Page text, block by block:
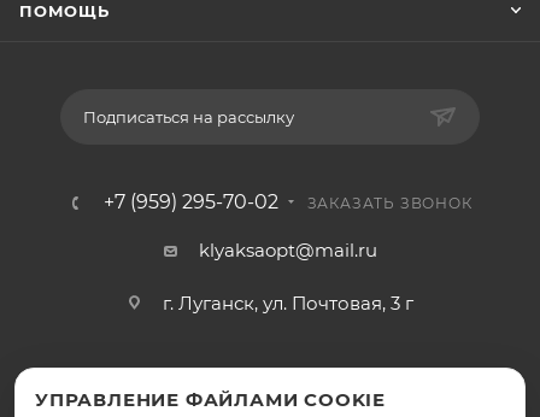
ПОМОЩЬ
Подписаться на рассылку
+7 (959) 295-70-02 ЗАКАЗАТЬ ЗВОНОК
klyaksaopt@mail.ru
г. Луганск, ул. Почтовая, 3 г
УПРАВЛЕНИЕ ФАЙЛАМИ COOKIE